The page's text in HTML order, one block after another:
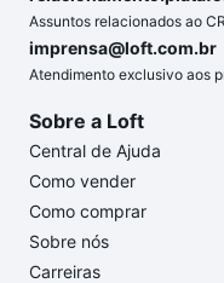
Assuntos relacionados ao
imprensa@loft.com.br
Atendimento exclusivo aos
Sobre a Loft
Central de Ajuda
Como vender
Como comprar
Sobre nós
Carreiras